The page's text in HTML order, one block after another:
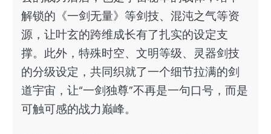
解锁的《一剑无量》等剑技、混沌之气等资
源，让叶玄的跨维成长有了扎实的设定支
撑。此外，特殊时空、文明等级、灵器剑技
的分级设定，共同织就了一个细节拉满的剑
道宇宙，让“一剑独尊”不再是一句口号，而是
可触可感的战力巅峰。